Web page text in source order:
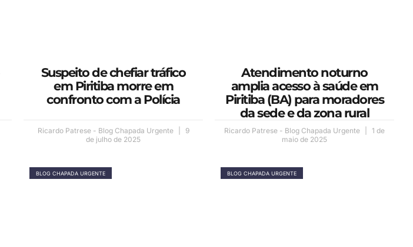
Suspeito de chefiar tráfico
em Piritiba morre em
confronto com a Polícia
Ricardo Patrese - Blog Chapada Urgente
9
de julho de 2025
Atendimento noturno
amplia acesso à saúde em
Piritiba (BA) para moradores
da sede e da zona rural
Ricardo Patrese - Blog Chapada Urgente
1 de
maio de 2025
BLOG CHAPADA URGENTE BLOG CHAPADA URGENTE